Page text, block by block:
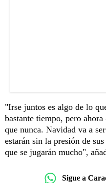
"Irse juntos es algo de lo
bastante tiempo, pero
que nunca. Navidad va a
estarán sin la presión de
que se jugarán mucho",
Sigue a